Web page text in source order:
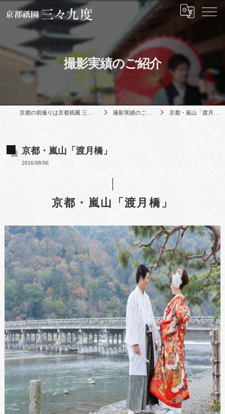
撮影実績のご紹介
撮影実績のご紹介 京都・嵐山「渡月橋」
京都・嵐山「渡月橋」
2016/08/06
京都・嵐山「渡月橋」